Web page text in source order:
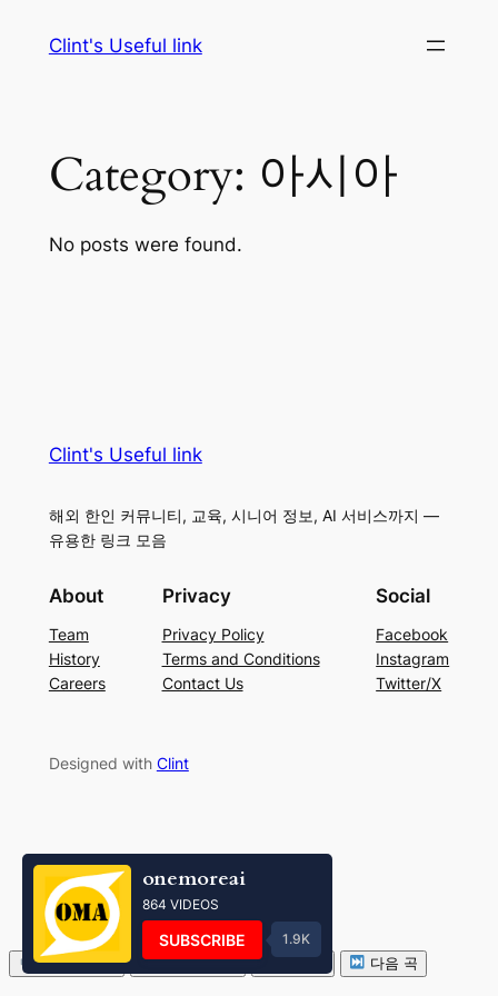
Clint's Useful link
Category: 아시아
No posts were found.
Clint's Useful link
해외 한인 커뮤니티, 교육, 시니어 정보, AI 서비스까지 —
유용한 링크 모음
About
Team
History
Careers
Privacy
Privacy Policy
Terms and Conditions
Contact Us
Social
Facebook
Instagram
Twitter/X
Designed with Clint
볼륨 줄이기 볼륨 키우기 다음 곡
onemoreai
864 VIDEOS
SUBSCRIBE 1.9K